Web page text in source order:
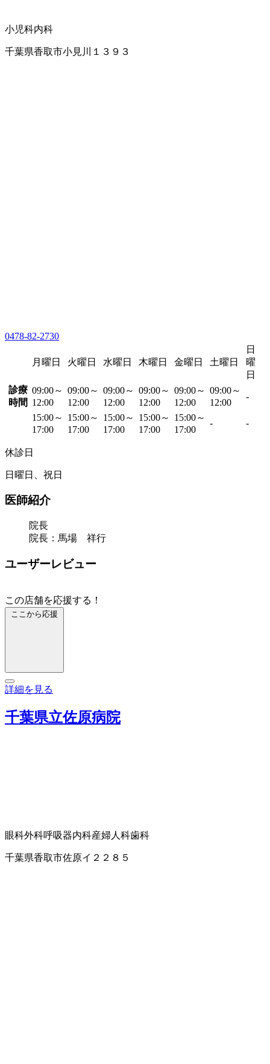
小児科内科
千葉県香取市小見川１３９３
0478-82-2730
月曜日 火曜日 水曜日 木曜日 金曜日 土曜日
日
曜
日
診療
時間
09:00～
12:00
09:00～
12:00
09:00～
12:00
09:00～
12:00
09:00～
12:00
09:00～
12:00
-
15:00～
17:00
15:00～
17:00
15:00～
17:00
15:00～
17:00
15:00～
17:00
- -
休診日
日曜日、祝日
医師紹介
院長
院長：馬場 祥行
ユーザーレビュー
この店舗を応援する！
ここから応援
詳細を見る
千葉県立佐原病院
眼科外科呼吸器内科産婦人科歯科
千葉県香取市佐原イ２２８５